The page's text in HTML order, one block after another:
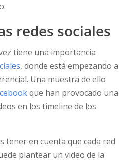
redes sociales
tiene una importancia
, donde está empezando a
Una muestra de ello
que han provocado una
en los timeline de los
tener en cuenta que cada red
plantear un video de la